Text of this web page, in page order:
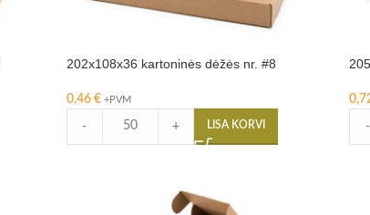
202x108x36 kartoninės dėžės nr. #8
0,46 € +PVM
- + LISA KORVI -